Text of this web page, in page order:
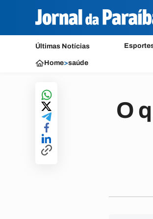
Últimas Notícias
Home>saúde
O